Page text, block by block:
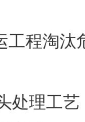
工程淘
处理工艺